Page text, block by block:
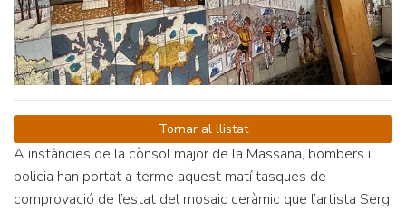
Tornar al llistat
A instàncies de la cònsol major de la Massana, bombers i
policia han portat a terme aquest matí tasques de
comprovació de l’estat del mosaic ceràmic que l’artista Sergi